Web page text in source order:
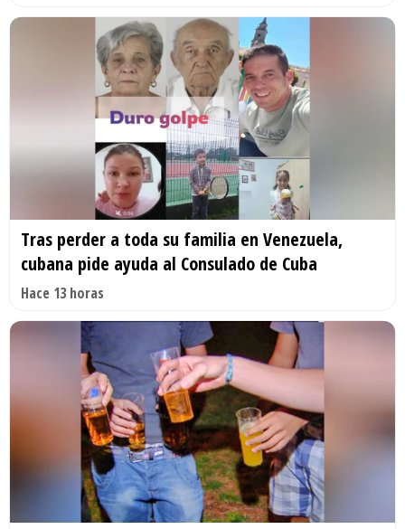
Tras perder a toda su familia en Venezuela,
cubana pide ayuda al Consulado de Cuba
Hace 13 horas